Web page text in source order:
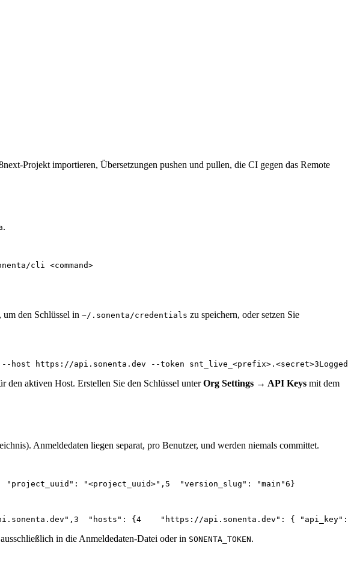
Projekt importieren, Übersetzungen pushen und pullen, die CI gegen das Remote
.
cli <command>
um den Schlüssel in ~/.sonenta/credentials zu speichern, oder setzen Sie
--host https://api.sonenta.dev --token snt_live_<prefix>.<secret>3
den aktiven Host. Erstellen Sie den Schlüssel unterOrg Settings → API Keys mit dem
Anmeldedaten liegen separat, pro Benutzer, und werden niemals committet.
"project_uuid": "<project_uuid>",
5
  "version_slug": "main"
6 }
3
  "hosts": {
4
"https://api.sonenta.dev": {
in die Anmeldedaten-Datei oder in SONENTA_TOKEN.